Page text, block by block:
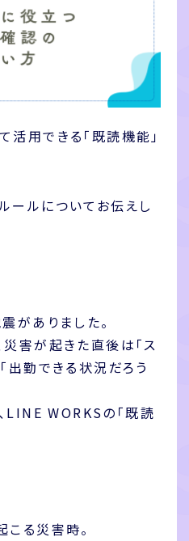
用できる「既読機能」
ールについてお伝えし
がありました。
害が起きた直後は「ス
出勤できる状況だろう
LINE WORKSの「既読
る災害時。